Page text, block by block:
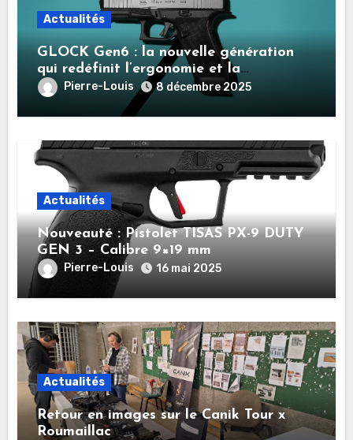
Actualités
GLOCK Gen6 : la nouvelle génération
qui redéfinit l’ergonomie et la
performance
Pierre-Louis 8 décembre 2025
Actualités
Nouveauté : Pistolet TISAS PX-9 DUTY
GEN 3 – Calibre 9×19 mm
Pierre-Louis 16 mai 2025
Actualités
Retour en images sur le Canik Tour x
Roumaillac